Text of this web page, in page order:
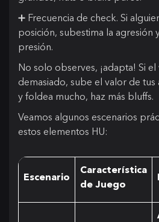
➕ Frecuencia de check. Si
posición, subestima la agresión
presión.
No solo observes, ¡adapta! Si
demasiado, sube el valor de tus
y foldea mucho, haz más bluffs.
Veamos algunos escenarios
estos elementos HU:
Escenario
Característica
de Juego